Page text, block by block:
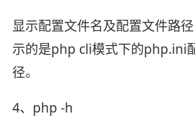
显示配置文件名及配置文件路
示的是php cli模式下的php.ini
径。
4、php -h